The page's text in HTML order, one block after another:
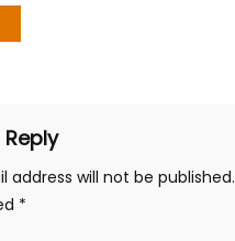
address will not be published.
*